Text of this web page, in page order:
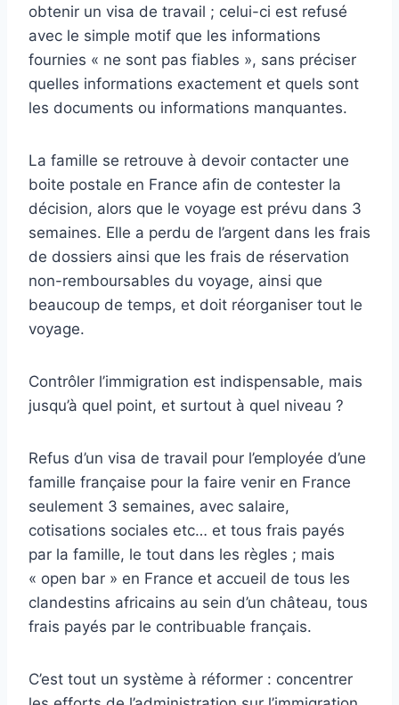
obtenir un visa de travail ; celui-ci est refusé
avec le simple motif que les informations
fournies « ne sont pas fiables », sans préciser
quelles informations exactement et quels sont
les documents ou informations manquantes.
La famille se retrouve à devoir contacter une
boite postale en France afin de contester la
décision, alors que le voyage est prévu dans 3
semaines. Elle a perdu de l’argent dans les frais
de dossiers ainsi que les frais de réservation
non-remboursables du voyage, ainsi que
beaucoup de temps, et doit réorganiser tout le
voyage.
Contrôler l’immigration est indispensable, mais
jusqu’à quel point, et surtout à quel niveau ?
Refus d’un visa de travail pour l’employée d’une
famille française pour la faire venir en France
seulement 3 semaines, avec salaire,
cotisations sociales etc… et tous frais payés
par la famille, le tout dans les règles ; mais
« open bar » en France et accueil de tous les
clandestins africains au sein d’un château, tous
frais payés par le contribuable français.
C’est tout un système à réformer : concentrer